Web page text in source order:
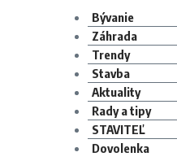
Bývanie
Záhrada
Trendy
Stavba
Aktuality
Rady a tipy
STAVITEĽ
Dovolenka